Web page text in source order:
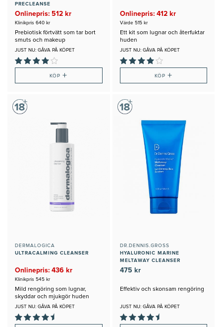
PRECLEANSE
Onlinepris: 512 kr
Klinikpris 640 kr
Prebiotisk förtvätt som tar bort
smuts och makeup
JUST NU: GÅVA PÅ KÖPET
KÖP+
Onlinepris: 412 kr
Värde 515 kr
Ett kit som lugnar och återfuktar
huden
JUST NU: GÅVA PÅ KÖPET
KÖP +
DERMALOGICA
ULTRACALMING CLEANSER
Onlinepris: 436 kr
Klinikpris 545 kr
Mild rengöring som lugnar,
skyddar och mjukgör huden
JUST NU: GÅVA PÅ KÖPET
DR.DENNIS.GROSS
HYALURONIC MARINE
MELTAWAY CLEANSER
475 kr
Effektiv och skonsam rengöring
JUST NU: GÅVA PÅ KÖPET